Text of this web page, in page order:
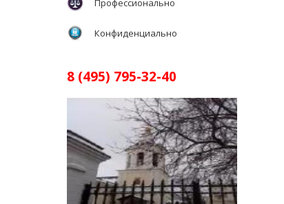
Профессионально
Конфиденциально
8 (495) 795-32-40
Вид из офиса ЮК СОЮЗ15